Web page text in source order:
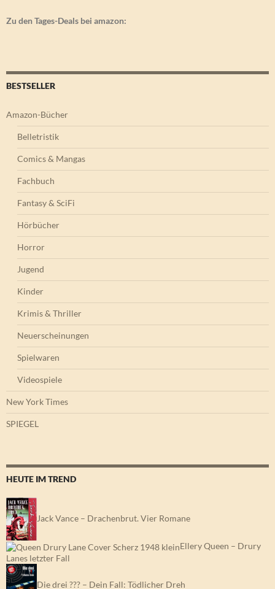
Zu den Tages-Deals bei amazon:
BESTSELLER
Amazon-Bücher
Belletristik
Comics & Mangas
Fachbuch
Fantasy & SciFi
Hörbücher
Horror
Jugend
Kinder
Krimis & Thriller
Neuerscheinungen
Spielwaren
Videospiele
New York Times
SPIEGEL
HEUTE IM TREND
Jack Vance – Drachenbrut. Vier Romane
Ellery Queen – Drury
Lanes letzter Fall
Die drei ??? – Dein Fall: Tödlicher Dreh